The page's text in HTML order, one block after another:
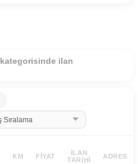
kategorisinde ilan
KM FIYAT
İLAN
TARIHI
ADRES